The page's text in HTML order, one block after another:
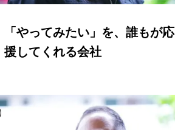
「やってみたい」を、誰もが応
援してくれる会社